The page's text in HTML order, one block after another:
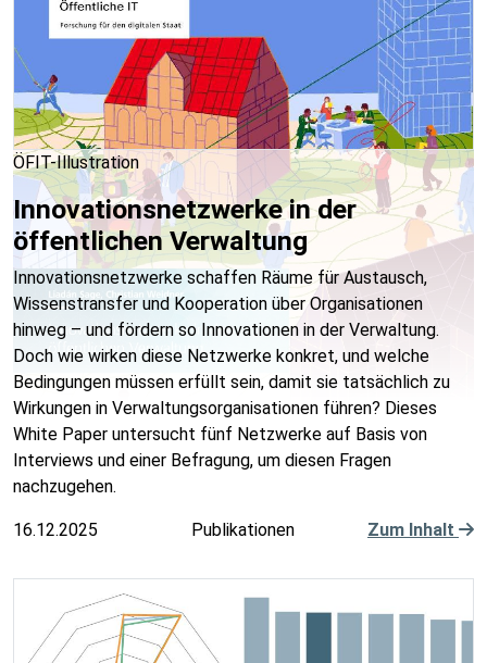
ÖFIT-Illustration
Innovationsnetzwerke in der
öffentlichen Verwaltung
Innovationsnetzwerke schaffen Räume für Austausch,
Wissenstransfer und Kooperation über Organisationen
hinweg – und fördern so Innovationen in der Verwaltung.
Doch wie wirken diese Netzwerke konkret, und welche
Bedingungen müssen erfüllt sein, damit sie tatsächlich zu
Wirkungen in Verwaltungsorganisationen führen? Dieses
White Paper untersucht fünf Netzwerke auf Basis von
Interviews und einer Befragung, um diesen Fragen
nachzugehen.
16.12.2025 Publikationen Zum Inhalt